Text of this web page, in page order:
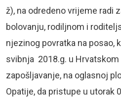
ž), na odredeno vrijeme radi
bolovanju, rodiljnom i
njezinog povratka na posao,
svibnja 2018.g. u Hrvatskom
zapošljavanje, na oglasnoj
Opatije, da pristupe u utorak